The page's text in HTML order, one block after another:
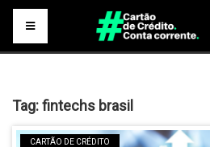
Tag:fintechs brasil
CARTÃO DE CRÉDITO